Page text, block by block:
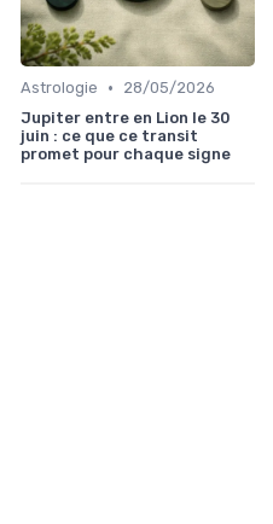
Astrologie •
28/05/2026
Jupiter entre en Lion le 30
juin : ce que ce transit
promet pour chaque signe